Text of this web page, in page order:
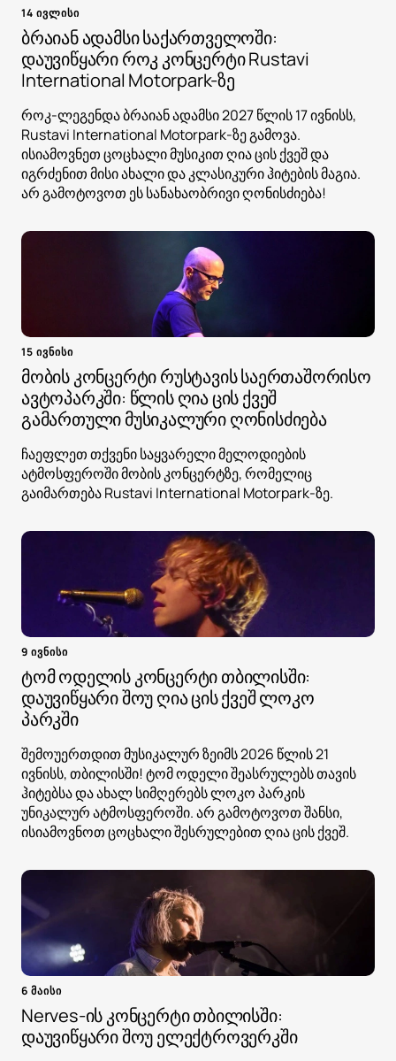
14 ივლისი
ბრაიან ადამსი საქართველოში:
დაუვიწყარი როკ კონცერტი Rustavi
International Motorpark-ზე
როკ-ლეგენდა ბრაიან ადამსი 2027 წლის 17 ივნისს,
Rustavi International Motorpark-ზე გამოვა.
ისიამოვნეთ ცოცხალი მუსიკით ღია ცის ქვეშ და
იგრძენით მისი ახალი და კლასიკური ჰიტების მაგია.
არ გამოტოვოთ ეს სანახაობრივი ღონისძიება!
15 ივნისი
მობის კონცერტი რუსტავის საერთაშორისო
ავტოპარკში: წლის ღია ცის ქვეშ
გამართული მუსიკალური ღონისძიება
ჩაეფლეთ თქვენი საყვარელი მელოდიების
ატმოსფეროში მობის კონცერტზე, რომელიც
გაიმართება Rustavi International Motorpark-ზე.
9 ივნისი
ტომ ოდელის კონცერტი თბილისში:
დაუვიწყარი შოუ ღია ცის ქვეშ ლოკო
პარკში
შემოუერთდით მუსიკალურ ზეიმს 2026 წლის 21
ივნისს, თბილისში! ტომ ოდელი შეასრულებს თავის
ჰიტებსა და ახალ სიმღერებს ლოკო პარკის
უნიკალურ ატმოსფეროში. არ გამოტოვოთ შანსი,
ისიამოვნოთ ცოცხალი შესრულებით ღია ცის ქვეშ.
6 მაისი
Nerves-ის კონცერტი თბილისში:
დაუვიწყარი შოუ ელექტროვერკში